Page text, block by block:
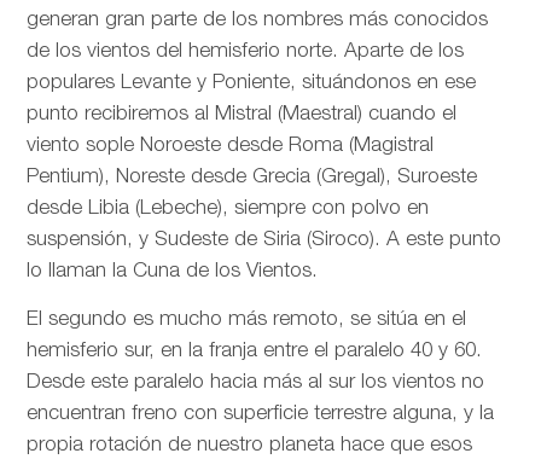
generan gran parte de los nombres más conocidos
de los vientos del hemisferio norte. Aparte de los
populares Levante y Poniente, situándonos en ese
punto recibiremos al Mistral (Maestral) cuando el
viento sople Noroeste desde Roma (Magistral
Pentium), Noreste desde Grecia (Gregal), Suroeste
desde Libia (Lebeche), siempre con polvo en
suspensión, y Sudeste de Siria (Siroco). A este punto
lo llaman la Cuna de los Vientos.
El segundo es mucho más remoto, se sitúa en el
hemisferio sur, en la franja entre el paralelo 40 y 60.
Desde este paralelo hacia más al sur los vientos no
encuentran freno con superficie terrestre alguna, y la
propia rotación de nuestro planeta hace que esos